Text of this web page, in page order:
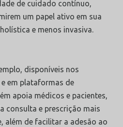
de cuidado contínuo,
um papel ativo em sua
e menos invasiva.
disponíveis nos
em plataformas de
apoia médicos e pacientes,
consulta e prescrição mais
além de facilitar a adesão ao